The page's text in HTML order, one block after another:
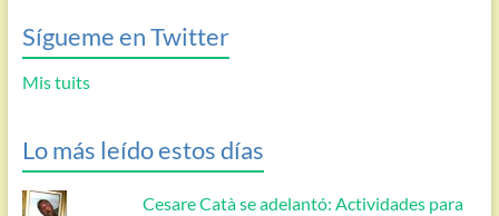
Sígueme en Twitter
Mis tuits
Lo más leído estos días
Cesare Catà se adelantó: Actividades para